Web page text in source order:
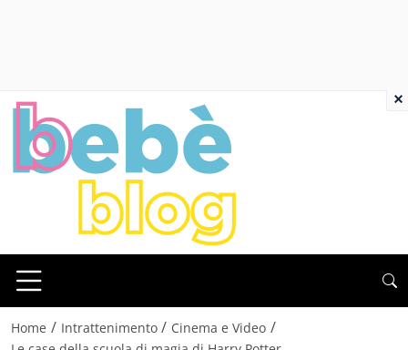
Home / Intrattenimento / Cinema e Video /
×